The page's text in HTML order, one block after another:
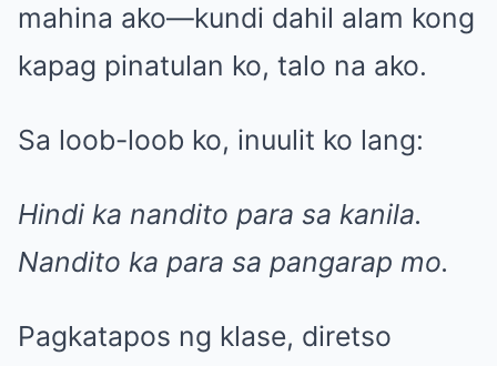
mahina ako—kundi dahil alam kong
kapag pinatulan ko, talo na ako.
Sa loob-loob ko, inuulit ko lang:
Hindi ka nandito para sa kanila.
Nandito ka para sa pangarap mo.
Pagkatapos ng klase, diretso